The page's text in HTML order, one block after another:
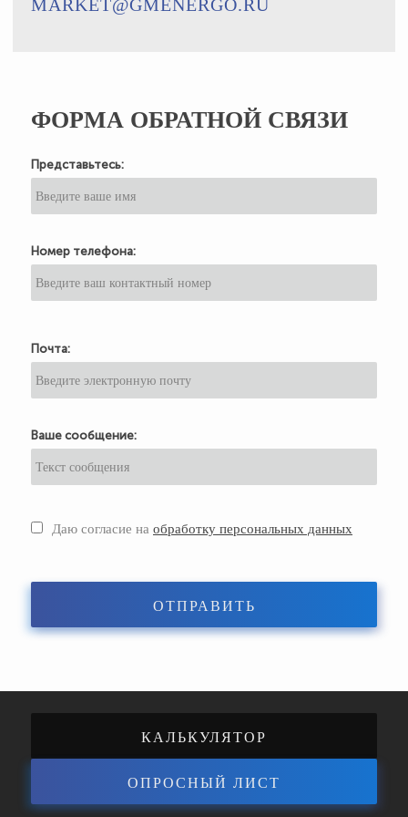
ФОРМА ОБРАТНОЙ СВЯЗИ
Представьтесь:
Номер телефона:
Почта:
Ваше сообщение:
Даю согласие на обработку персональных данных
ОТПРАВИТЬ
MARKET@GMENERGO.RU
КАЛЬКУЛЯТОР
ЭНЕРГОЭФФЕКТИВНОСТИ
ОПРОСНЫЙ ЛИСТ